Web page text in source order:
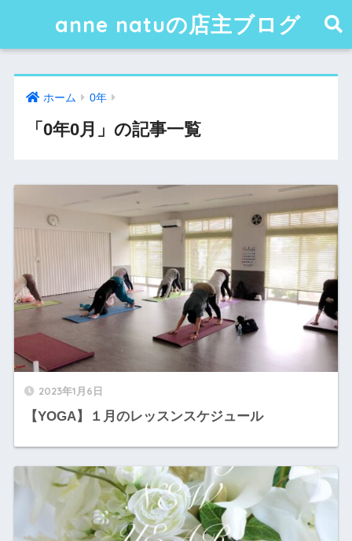
anne natuの店主ブログ
ホーム 0年
「0年0月」の記事一覧
2023年1月6日
【YOGA】１月のレッスンスケジュール